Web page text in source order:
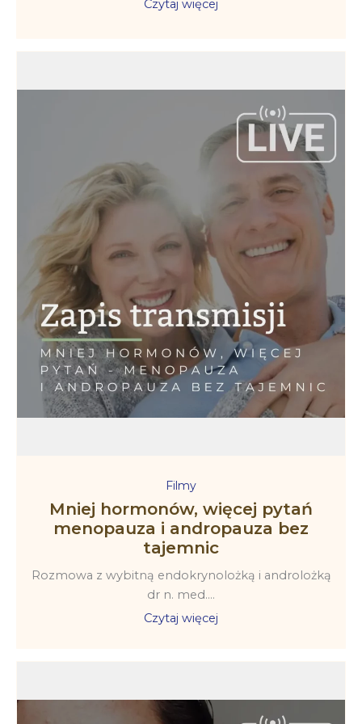
Czytaj więcej
Filmy
Mniej hormonów, więcej pytań
menopauza i andropauza bez
tajemnic
Rozmowa z wybitną endokrynolożką i androlożką
dr n. med....
Czytaj więcej